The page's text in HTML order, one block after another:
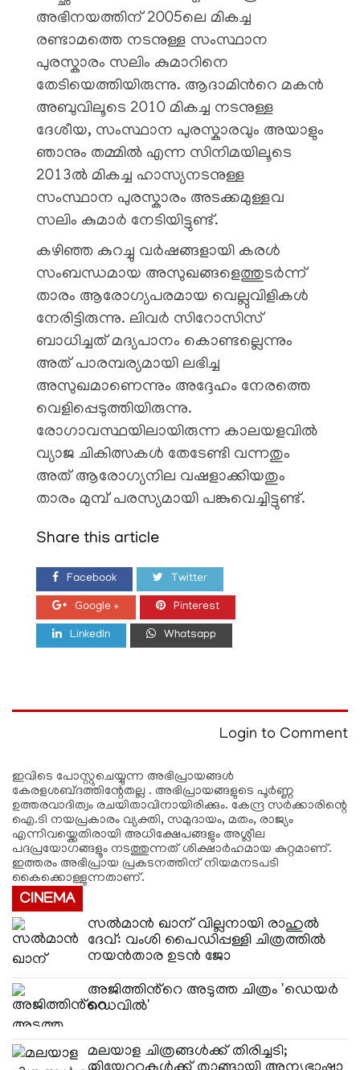
അഭിനയത്തിന് 2005ലെ മികച്ച
രണ്ടാമത്തെ നടനുള്ള സംസ്ഥാന
പുരസ്കാരം സലിം കുമാറിനെ
തേടിയെത്തിയിരുന്നു. ആദാമിൻറെ മകൻ
അബുവിലൂടെ 2010 മികച്ച നടനുള്ള
ദേശീയ, സംസ്ഥാന പുരസ്കാരവും അയാളും
ഞാനും തമ്മിൽ എന്ന സിനിമയിലൂടെ
2013ൽ മികച്ച ഹാസ്യനടനുള്ള
സംസ്ഥാന പുരസ്കാരം അടക്കമുള്ളവ
സലിം കുമാർ നേടിയിട്ടുണ്ട്.
കഴിഞ്ഞ കുറച്ചു വർഷങ്ങളായി കരൾ
സംബന്ധമായ അസുഖങ്ങളെത്തുടർന്ന്
താരം ആരോഗ്യപരമായ വെല്ലുവിളികൾ
നേരിട്ടിരുന്നു. ലിവർ സിറോസിസ്
ബാധിച്ചത് മദ്യപാനം കൊണ്ടല്ലെന്നും
അത് പാരമ്പര്യമായി ലഭിച്ച
അസുഖമാണെന്നും അദ്ദേഹം നേരത്തെ
വെളിപ്പെടുത്തിയിരുന്നു.
രോഗാവസ്ഥയിലായിരുന്ന കാലയളവിൽ
വ്യാജ ചികിത്സകൾ തേടേണ്ടി വന്നതും
അത് ആരോഗ്യനില വഷളാക്കിയതും
താരം മുമ്പ് പരസ്യമായി പങ്കുവെച്ചിട്ടുണ്ട്.
Share this article
Facebook Twitter
Google + Pinterest
LinkedIn Whatsapp
Login to Comment
ഇവിടെ പോസ്റ്റുചെയ്യുന്ന അഭിപ്രായങ്ങള്‍
കേരളശബ്‌ദത്തിന്റേതല്ല . അഭിപ്രായങ്ങളുടെ പൂര്‍ണ്ണ
ഉത്തരവാദിത്വം രചയിതാവിനായിരിക്കും. കേന്ദ്ര സർക്കാരിന്റെ
ഐ.ടി നയപ്രകാരം വ്യക്തി, സമുദായം, മതം, രാജ്യം
എന്നിവയ്ക്കെതിരായി അധിക്ഷേപങ്ങളും അശ്ലീല
പദപ്രയോഗങ്ങളൂം നടത്തുന്നത് ശിക്ഷാര്‍ഹമായ കുറ്റമാണ്.
ഇത്തരം അഭിപ്രായ പ്രകടനത്തിന് നിയമനടപടി
കൈക്കൊള്ളുന്നതാണ്.
CINEMA
സൽമാൻ ഖാന് വില്ലനായി രാഹുൽ
ദേവ്: വംശി പൈഡിപ്പള്ളി ചിത്രത്തിൽ
നയൻതാര ഉടൻ ജോ
അജിത്തിൻ്റെ അടുത്ത ചിത്രം 'ഡെയർ
ഡെവിൽ'
മലയാള ചിത്രങ്ങൾക്ക് തിരിച്ചടി;